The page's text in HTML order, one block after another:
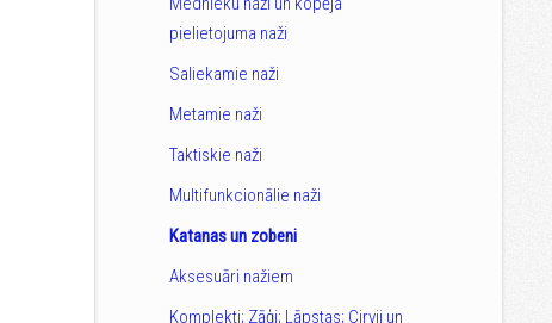
pielietojuma naži
Saliekamie naži
Metamie naži
Taktiskie naži
Multifunkcionālie naži
Katanas un zobeni
Aksesuāri nažiem
Komplekti; Zāģi; Lāpstas; Cirvji un